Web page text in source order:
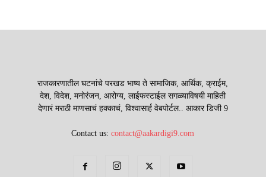
राजकारणातील घटनांचे परखड भाष्य ते सामाजिक, आर्थिक, क्राईम,
देश, विदेश, मनोरंजन, आरोग्य, लाईफस्टाईल सगळ्याविषयी माहिती
देणारं मराठी माणसाचं हक्काचं, विश्वासार्ह वेबपोर्टल.. आकार डिजी 9
Contact us:contact@aakardigi9.com